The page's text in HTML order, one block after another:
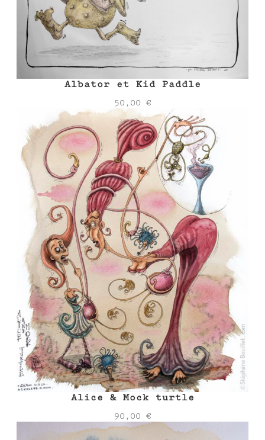
Albator et Kid Paddle
50,00 €
Alice & Mock turtle
90,00 €